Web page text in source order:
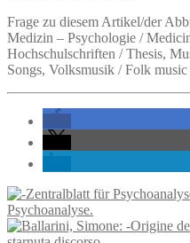
Frage zu diesem Artikel/der
Medizin – Psychologie /
Hochschulschriften / Thesis,
Songs, Volksmusik / Folk music
Psychoanalyse.